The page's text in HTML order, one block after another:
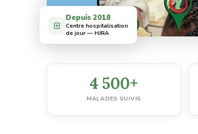
Depuis 2018
Centre hospitalisation
de jour — HJRA
4 500+
MALADES SUIVIS